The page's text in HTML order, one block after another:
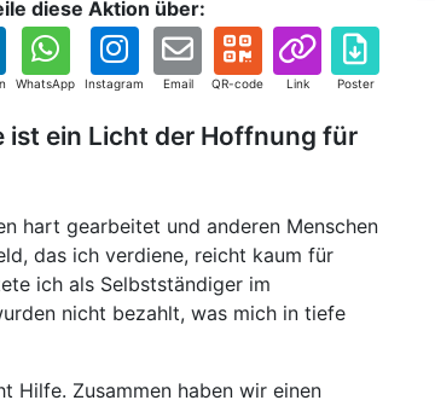
diese Aktion über:
WhatsApp Instagram Email QR-code Link Poster
ist ein Licht der Hoffnung für
hart gearbeitet und anderen Menschen
das ich verdiene, reicht kaum für
ich als Selbstständiger im
nicht bezahlt, was mich in tiefe
Hilfe. Zusammen haben wir einen